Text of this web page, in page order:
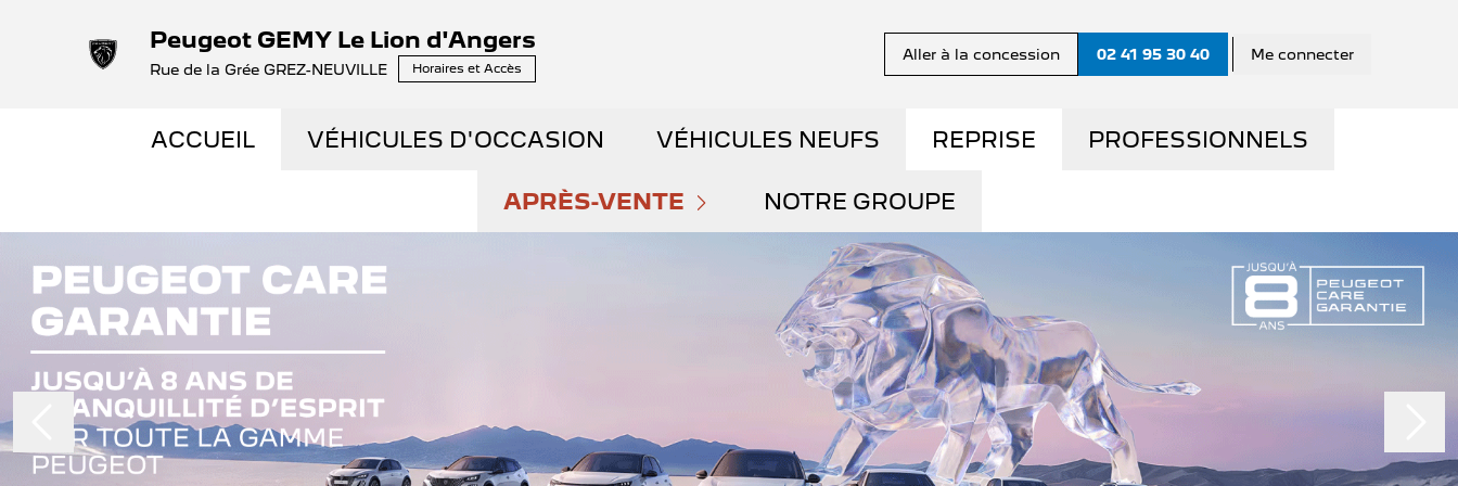
Peugeot GEMY Le Lion d'Angers
Rue de la Grée GREZ-NEUVILLE Horaires et Accès
Aller à la concession 02 41 95 30 40 Me connecter
ACCUEIL VÉHICULES D'OCCASION
NOS OCCASIONS EN STOCK
VÉHICULES DE DÉMONSTRATION
ÉLECTRIQUES ET HYBRIDES
LES ENGAGEMENTS SPOTICAR
VÉHICULES NEUFS
DÉCOUVREZ NOS GAMMES
RÉSERVEZ UN ESSAI
DÉCOUVREZ L'ÉLECTRIQUE
DÉCOUVREZ L'HYBRIDE
THERMIQUE VS ÉLECTRIQUE
REPRISE PROFESSIONNELS
UTILITAIRES D'OCCASION
NOS SERVICES AUX PRO
CONTACTEZ UN
CONSEILLER "PRO"
APRÈS-VENTE
NOS OFFRES DU MOMENT
ENTRETIEN ET RÉPARATIONS
ENTRETIEN VÉHICULE ÉLECTRIQUE
NOTRE GROUPE
QUI SOMMES NOUS ?
NOUS REJOINDRE
NOS ACTUALITÉS
PARRAINAGE GEMY